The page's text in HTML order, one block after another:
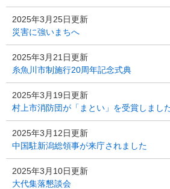
2025年3月25日更新
災害に強いまちへ
2025年3月21日更新
糸魚川市制施行20周年記念式典
2025年3月19日更新
村上市消防団が「まとい」を受賞しまし
2025年3月12日更新
中国駐新潟総領事が来庁されました
2025年3月10日更新
大代集落懇談会